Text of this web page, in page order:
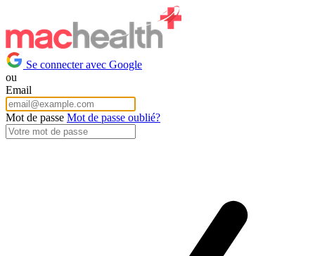
Se connecter avec Google
ou
Email
Mot de passe Mot de passe oublié?